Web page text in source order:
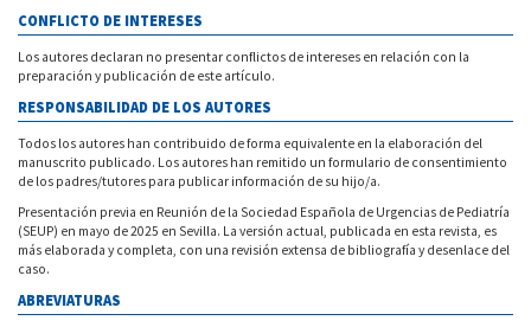
CONFLICTO DE INTERESES
Los autores declaran no presentar conflictos de intereses en relación con la
preparación y publicación de este artículo.
RESPONSABILIDAD DE LOS AUTORES
Todos los autores han contribuido de forma equivalente en la elaboración del
manuscrito publicado. Los autores han remitido un formulario de consentimiento
de los padres/tutores para publicar información de su hijo/a.
Presentación previa en Reunión de la Sociedad Española de Urgencias de Pediatría
(SEUP) en mayo de 2025 en Sevilla. La versión actual, publicada en esta revista, es
más elaborada y completa, con una revisión extensa de bibliografía y desenlace del
caso.
ABREVIATURAS